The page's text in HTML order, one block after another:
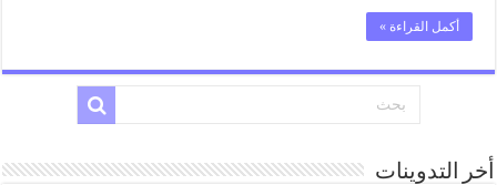
أكمل القراءة »
أخر التدوينات